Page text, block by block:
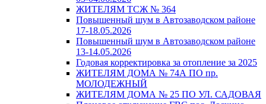
ЖИТЕЛЯМ ТСЖ № 364
Повышенный шум в Автозаводском районе
17-18.05.2026
Повышенный шум в Автозаводском районе
13-14.05.2026
Годовая корректировка за отопление за 2025
ЖИТЕЛЯМ ДОМА № 74А ПО пр.
МОЛОДЕЖНЫЙ
ЖИТЕЛЯМ ДОМА № 25 ПО УЛ. САДОВАЯ